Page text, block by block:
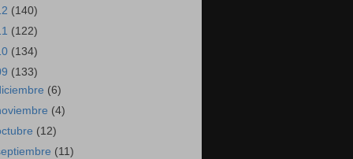
(140)
(122)
(134)
(133)
(6)
(4)
(12)
(11)